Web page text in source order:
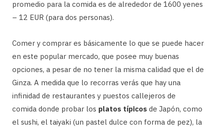
promedio para la comida es de alrededor de 1600 yenes
– 12 EUR (para dos personas).
Comer y comprar es básicamente lo que se puede hacer
en este popular mercado, que posee muy buenas
opciones, a pesar de no tener la misma calidad que el de
Ginza. A medida que lo recorras verás que hay una
infinidad de restaurantes y puestos callejeros de
comida donde probar los platos típicos de Japón, como
el sushi, el taiyaki (un pastel dulce con forma de pez), la